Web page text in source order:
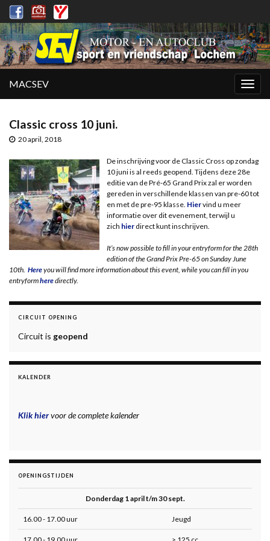
MACSEV
Classic cross 10 juni.
20 april, 2018
De inschrijving voor de Classic Cross op zondag
10 juni is al reeds geopend. Tijdens deze 28e
editie van de Pré-65 Grand Prix zal er worden
gereden in verschillende klassen van pre-60 tot
en met de pre-95 klasse. Hiervind u meer
informatie over dit evenement, terwijl u
zich hier direct kunt inschrijven.
It’s now possible to fill in your entryform for the 28th
edition of the Grand Prix Pre-65 on Sunday June
10th. Hereyou will find more information about this event, while you can fill in you
entryformheredirectly.
CIRCUIT OPENING
Circuit is geopend
KALENDER
Klik hiervoor de complete kalender
OPENINGSTIJDEN
Donderdag 1 april t/m 30 sept.
16.00 - 17.00 uur Jeugd